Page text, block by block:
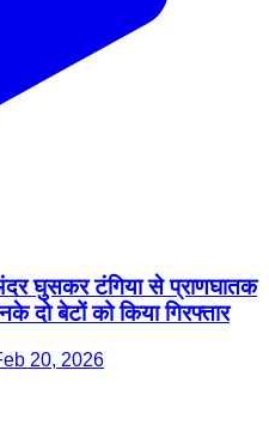
घुसकर टंगिया से प्राणघातक
दो बेटों को किया गिरफ्तार
20, 2026